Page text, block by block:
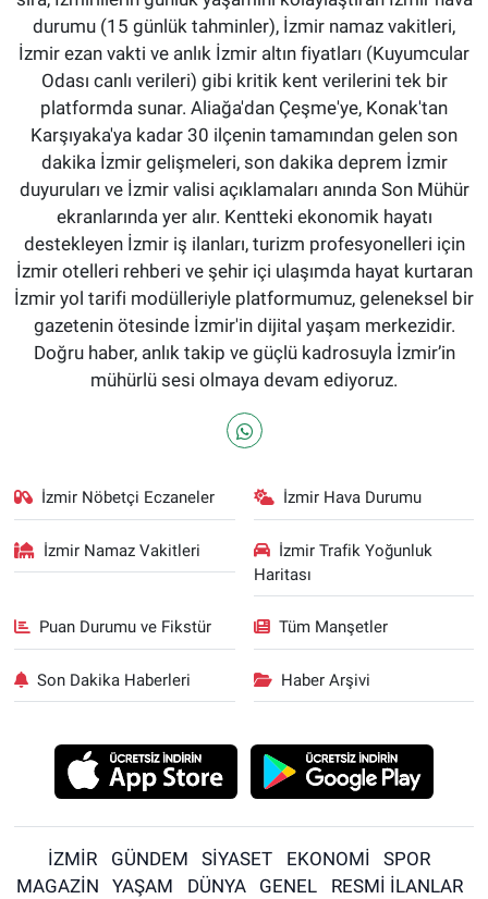
durumu (15 günlük tahminler), İzmir namaz vakitleri,
İzmir ezan vakti ve anlık İzmir altın fiyatları (Kuyumcular
Odası canlı verileri) gibi kritik kent verilerini tek bir
platformda sunar. Aliağa'dan Çeşme'ye, Konak'tan
Karşıyaka'ya kadar 30 ilçenin tamamından gelen son
dakika İzmir gelişmeleri, son dakika deprem İzmir
duyuruları ve İzmir valisi açıklamaları anında Son Mühür
ekranlarında yer alır. Kentteki ekonomik hayatı
destekleyen İzmir iş ilanları, turizm profesyonelleri için
İzmir otelleri rehberi ve şehir içi ulaşımda hayat kurtaran
İzmir yol tarifi modülleriyle platformumuz, geleneksel bir
gazetenin ötesinde İzmir'in dijital yaşam merkezidir.
Doğru haber, anlık takip ve güçlü kadrosuyla İzmir’in
mühürlü sesi olmaya devam ediyoruz.
İzmir Nöbetçi Eczaneler İzmir Hava Durumu
İzmir Namaz Vakitleri
İzmir Trafik Yoğunluk
Haritası
Puan Durumu ve Fikstür Tüm Manşetler
Son Dakika Haberleri Haber Arşivi
İZMİR GÜNDEM SİYASET EKONOMİ
SPOR
MAGAZİN
YAŞAM DÜNYA GENEL RESMİ İLANLAR